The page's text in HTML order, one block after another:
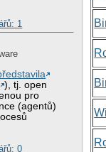
1
), tj. open
pro
(agentů)
0